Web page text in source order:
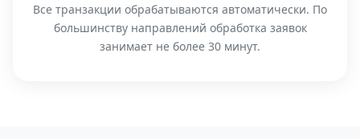
Все транзакции обрабатываются автоматически. По
большинству направлений обработка заявок
занимает не более 30 минут.